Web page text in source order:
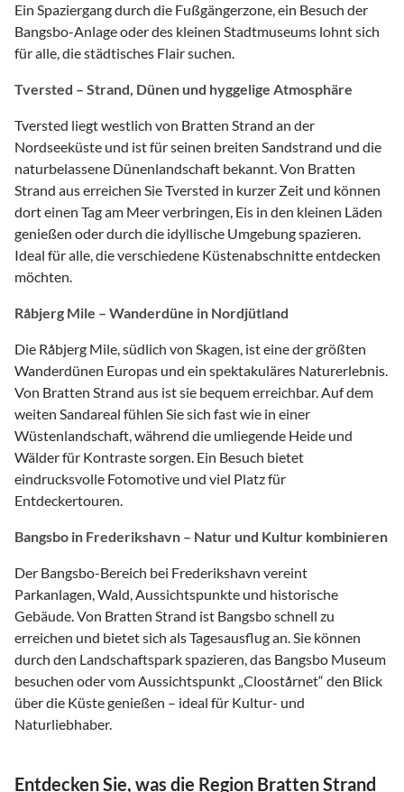
Ein Spaziergang durch die Fußgängerzone, ein Besuch der
Bangsbo-Anlage oder des kleinen Stadtmuseums lohnt sich
für alle, die städtisches Flair suchen.
Tversted – Strand, Dünen und hyggelige Atmosphäre
Tversted liegt westlich von Bratten Strand an der
Nordseeküste und ist für seinen breiten Sandstrand und die
naturbelassene Dünenlandschaft bekannt. Von Bratten
Strand aus erreichen Sie Tversted in kurzer Zeit und können
dort einen Tag am Meer verbringen, Eis in den kleinen Läden
genießen oder durch die idyllische Umgebung spazieren.
Ideal für alle, die verschiedene Küstenabschnitte entdecken
möchten.
Råbjerg Mile – Wanderdüne in Nordjütland
Die Råbjerg Mile, südlich von Skagen, ist eine der größten
Wanderdünen Europas und ein spektakuläres Naturerlebnis.
Von Bratten Strand aus ist sie bequem erreichbar. Auf dem
weiten Sandareal fühlen Sie sich fast wie in einer
Wüstenlandschaft, während die umliegende Heide und
Wälder für Kontraste sorgen. Ein Besuch bietet
eindrucksvolle Fotomotive und viel Platz für
Entdeckertouren.
Bangsbo in Frederikshavn – Natur und Kultur kombinieren
Der Bangsbo-Bereich bei Frederikshavn vereint
Parkanlagen, Wald, Aussichtspunkte und historische
Gebäude. Von Bratten Strand ist Bangsbo schnell zu
erreichen und bietet sich als Tagesausflug an. Sie können
durch den Landschaftspark spazieren, das Bangsbo Museum
besuchen oder vom Aussichtspunkt „Cloostårnet“ den Blick
über die Küste genießen – ideal für Kultur- und
Naturliebhaber.
Entdecken Sie, was die Region Bratten Strand